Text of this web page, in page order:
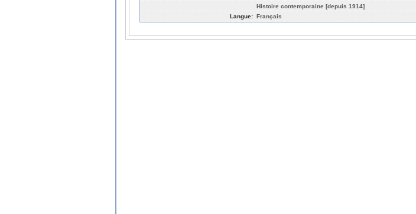
Histoire contemporaine [depuis 1914]
Langue: Français